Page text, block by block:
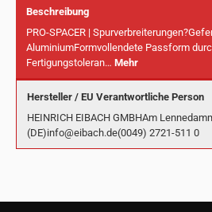
Beschreibung
PRO-SPACER |
AluminiumFormvollendete Passform
Fertigungstoleran… Mehr
Hersteller / EU Verantwortliche Person
HEINRICH EIBACH GMBHAm
(DE)info@eibach.de(0049) 2721-511 0